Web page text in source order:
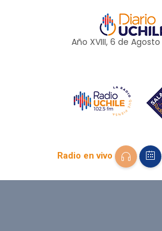
Año XVIII, 6 de Agosto
Radio en vivo